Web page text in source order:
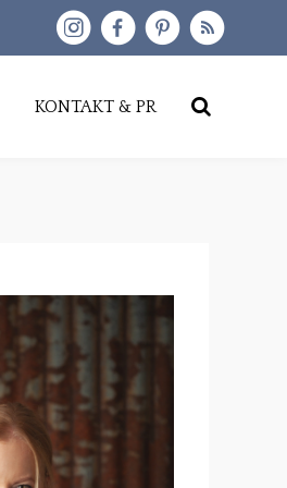
KONTAKT & PR